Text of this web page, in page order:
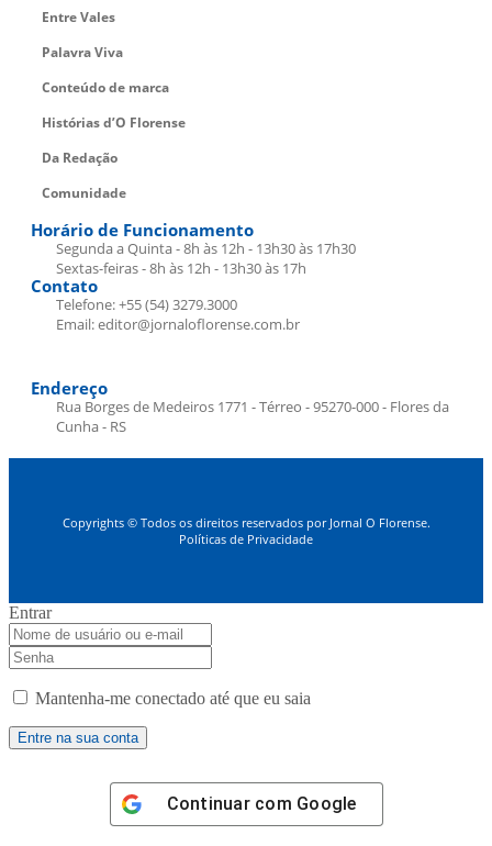
Entre Vales
Palavra Viva
Conteúdo de marca
Histórias d’O Florense
Da Redação
Comunidade
Horário de Funcionamento
Segunda a Quinta - 8h às 12h - 13h30 às 17h30
Sextas-feiras - 8h às 12h - 13h30 às 17h
Contato
Telefone: +55 (54) 3279.3000
Email: editor@jornaloflorense.com.br
Endereço
Rua Borges de Medeiros 1771 - Térreo - 95270-000 - Flores da
Cunha - RS
Copyrights © Todos os direitos reservados por Jornal O Florense.
Políticas de Privacidade
Entrar
Mantenha-me conectado até que eu saia
Continuar com Google